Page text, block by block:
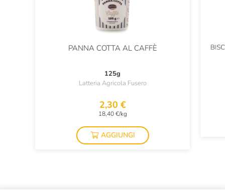
PANNA COTTA AL CAFFÈ
125g
Latteria Agricola Fusero
2,30 €
18,40 €/kg
AGGIUNGI